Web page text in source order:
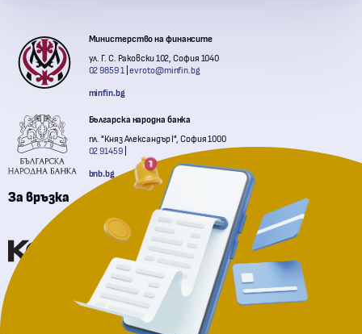
Контакти с институции
Министерство на финансите
ул. Г. С. Раковски 102, София 1040
02 9859 1
evroto@minfin.bg
minfin.bg
Българска народна банка
пл. "Княз Александър I", София 1000
02 91459
bnb.bg
За връзка
Комисия за финансов надзор
Национална агенция за приходите